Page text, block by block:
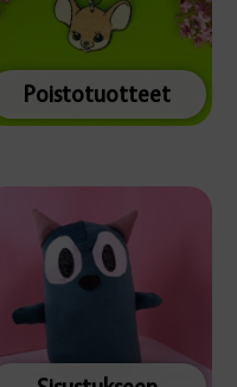
Poistotuotteet